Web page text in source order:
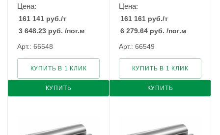
Цена:
161 141 руб./т
3 648.23 руб. /пог.м
Арт.: 66548
КУПИТЬ
КУПИТЬ В 1 КЛИК
Цена:
161 161 руб./т
6 279.64 руб. /пог.м
Арт.: 66549
КУПИТЬ
КУПИТЬ В 1 КЛИК